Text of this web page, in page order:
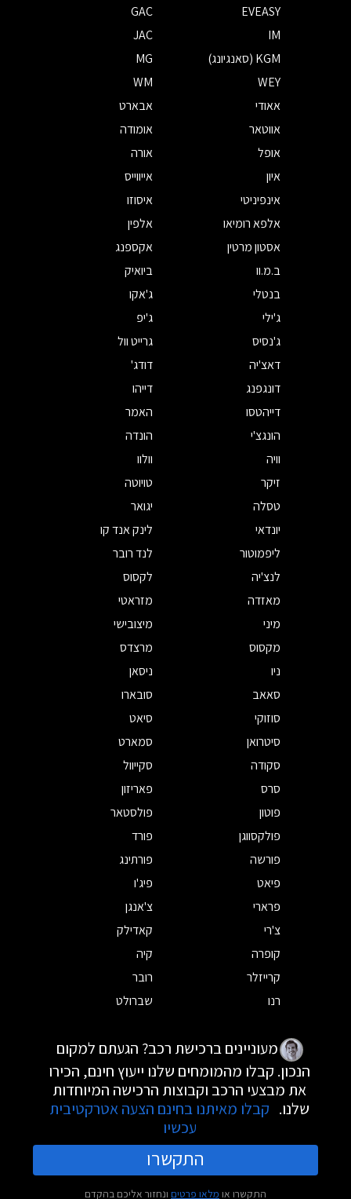
EVEASY
GAC
IM
JAC
KGM (סאנגיונג)
MG
WEY
WM
אאודי
אבארט
אווטאר
אומודה
אופל
אורה
איון
אייווייס
אינפיניטי
איסוזו
אלפא רומיאו
אלפין
אסטון מרטין
אקספנג
ב.מ.וו
ביואיק
בנטלי
ג'אקו
ג'ילי
ג'יפ
ג'נסיס
גרייט וול
דאצ'יה
דודג'
דונגפנג
דייהו
דייהטסו
האמר
הונגצ'י
הונדה
וויה
וולוו
זיקר
טויוטה
טסלה
יגואר
יונדאי
לינק אנד קו
ליפמוטור
לנד רובר
לנצ'יה
לקסוס
מאזדה
מזראטי
מיני
מיצובישי
מקסוס
מרצדס
ניו
ניסאן
סאאב
סובארו
סוזוקי
סיאט
סיטרואן
סמארט
סקודה
סקייוול
סרס
פאריזון
פוטון
פולסטאר
פולקסווגן
פורד
פורשה
פורתינג
פיאט
פיג'ו
פרארי
צ'אנגן
צ'רי
קאדילק
קופרה
קיה
קרייזלר
רובר
רנו
שברולט
מעוניינים ברכישת רכב? הגעתם למקום
הנכון. קבלו מהמומחים שלנו ייעוץ חינם, הכירו
את מבצעי הרכב וקבוצות הרכישה המיוחדות
שלנו. קבלו מאיתנו בחינם הצעה אטרקטיבית
עכשיו
התקשרו
התקשרו או מלאו פרטים ונחזור אליכם בהקדם